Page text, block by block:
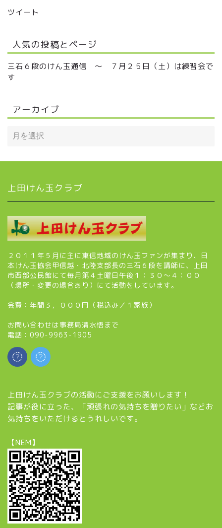
ツイート
人気の投稿とページ
三石６段のけん玉通信 ～ ７月２５日（土）は練習会で
す
アーカイブ
上田けん玉クラブ
２０１１年５月に主に東信地域のけん玉ファンが集まり、日
本けん玉協会甲信越・北陸支部長の三石６段を講師に、上田
市西部公民館にて毎月第４土曜日午後１：３０～４：００
（場所・変更の場合あり）にて活動をしています。
会費：年間３，０００円（税込み／１家族）
お問い合わせは事務局清水悟まで
電話：090-9963-1905
上田けん玉クラブの活動にご支援をお願いします！
記事が役に立った、「頑張れの気持ちを贈りたい」などお
気持ちをいただけるとうれしいです。
【NEM】